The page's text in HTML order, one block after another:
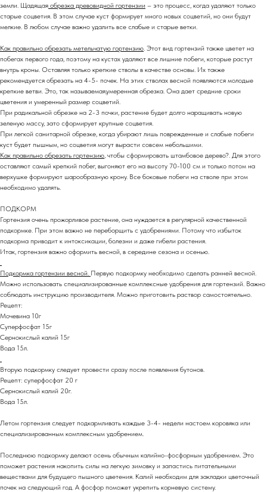
земли. Щадящая обрезка древовидной гортензии – это процесс, когда удаляют только
старые соцветия. В этом случае куст формирует много новых соцветий, но они будут
мелкие. В любом случае важно удалить все слабые и старые ветки.
Как правильно обрезать метельчатую гортензию. Этот вид гортензий также цветет на
побегах первого года, поэтому на кустах удаляют все лишние побеги, которые растут
внутрь кроны. Оставляя только крепкие стволы в качестве основы. Их также
рекомендуется обрезать на 4-5- почек. На этих стволах весной появляются молодые
крепкие ветви. Это, так называемая,умеренная обрезка. Она дает средние сроки
цветения и умеренный размер соцветий.
При радикальной обрезке на 2-3 почки, растение будет долго наращивать новую
зеленую массу, зато сформирует крупные соцветия.
При легкой санитарной обрезке, когда убирают лишь поврежденные и слабые побеги
куст будет пышным, но соцветия могут вырасти совсем небольшими.
Как правильно обрезать гортензию, чтобы сформировать штамбовое дерево?. Для этого
оставляют самый крепкий побег, выгоняют его на высоту 70-100 см и только потом на
верхушке формируют шарообразную крону. Все боковые побеги на стволе при этом
необходимо удалять.
ПОДКОРМ
Гортензия очень прожорливое растение, она нуждается в регулярной качественной
подкормке. При этом важно не переборщить с удобрениями. Потому что избыток
подкорма приводит к интоксикации, болезни и даже гибели растения.
Итак, гортензия важно оформить весной, в середине сезона и осенью.
Подкормка гортензии весной. Первую подкормку необходимо сделать ранней весной.
Можно использовать специализированные комплексные удобрения для гортензий. Важно
соблюдать инструкцию производителя. Можно приготовить раствор самостоятельно.
Рецепт:
Мочевина 10г
Суперфосфат 15г
Сернокислый калий 15г
Вода 15л.
Вторую подкормку следует провести сразу после появления бутонов.
Рецепт: суперфосфат 20 г
Сернокислый калий 20г.
Вода 15л.
Летом гортензия следует подкармливать каждые 3-4- недели настоем коровяка или
специализированным комплексным удобрением.
Последнюю подкормку делают осень обычным калийно-фосфорным удобрением. Это
поможет растения накопить силы на легкую зимовку и запастись питательными
веществами для будущего пышного цветения. Калий необходим для закладки цветочный
почек на следующий год. А фосфор поможет укрепить корневую систему.